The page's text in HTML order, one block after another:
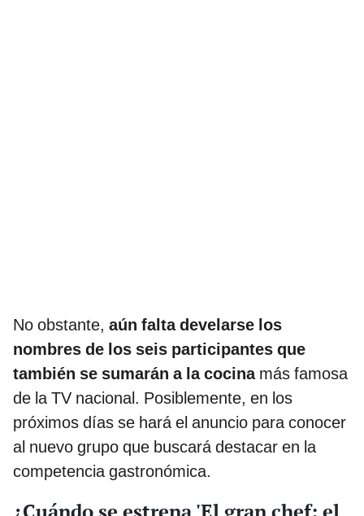
No obstante, aún falta develarse los
nombres de los seis participantes que
también se sumarán a la cocina más famosa
de la TV nacional. Posiblemente, en los
próximos días se hará el anuncio para conocer
al nuevo grupo que buscará destacar en la
competencia gastronómica.